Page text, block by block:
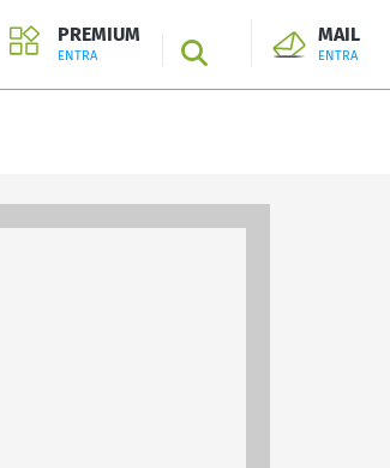
PREMIUM
ENTRA SEARCH
MAIL
ENTRA